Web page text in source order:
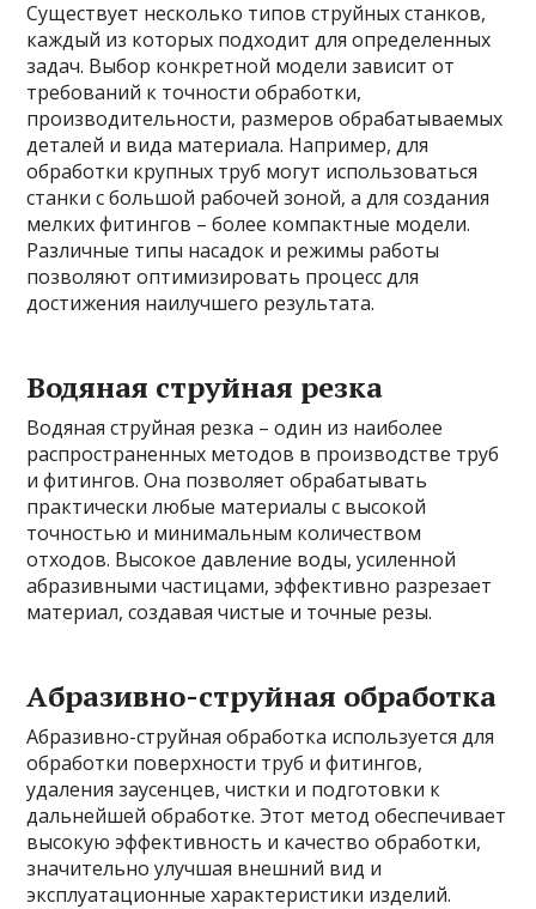
Существует несколько типов струйных станков,
каждый из которых подходит для определенных
задач. Выбор конкретной модели зависит от
требований к точности обработки,
производительности, размеров обрабатываемых
деталей и вида материала. Например, для
обработки крупных труб могут использоваться
станки с большой рабочей зоной, а для создания
мелких фитингов – более компактные модели.
Различные типы насадок и режимы работы
позволяют оптимизировать процесс для
достижения наилучшего результата.
Водяная струйная резка
Водяная струйная резка – один из наиболее
распространенных методов в производстве труб
и фитингов. Она позволяет обрабатывать
практически любые материалы с высокой
точностью и минимальным количеством
отходов. Высокое давление воды, усиленной
абразивными частицами, эффективно разрезает
материал, создавая чистые и точные резы.
Абразивно-струйная обработка
Абразивно-струйная обработка используется для
обработки поверхности труб и фитингов,
удаления заусенцев, чистки и подготовки к
дальнейшей обработке. Этот метод обеспечивает
высокую эффективность и качество обработки,
значительно улучшая внешний вид и
эксплуатационные характеристики изделий.